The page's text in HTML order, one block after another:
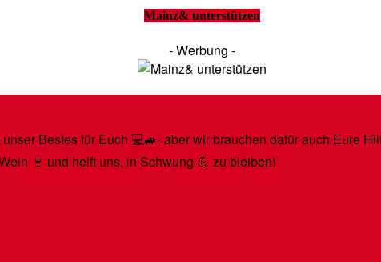
Mainz& unterstützen
- Werbung -
Bestes für Euch 💻🚙- aber wir brauchen dafür auch Eure
🍷 und helft uns, in Schwung 💪 zu bleiben!